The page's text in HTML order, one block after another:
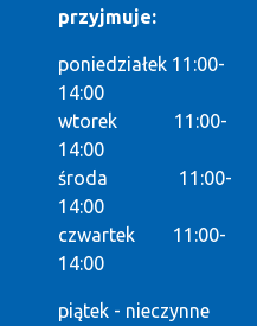
przyjmuje:
poniedziałek 11:00-
14:00
wtorek 11:00-
14:00
środa 11:00-
14:00
czwartek 11:00-
14:00
piątek - nieczynne